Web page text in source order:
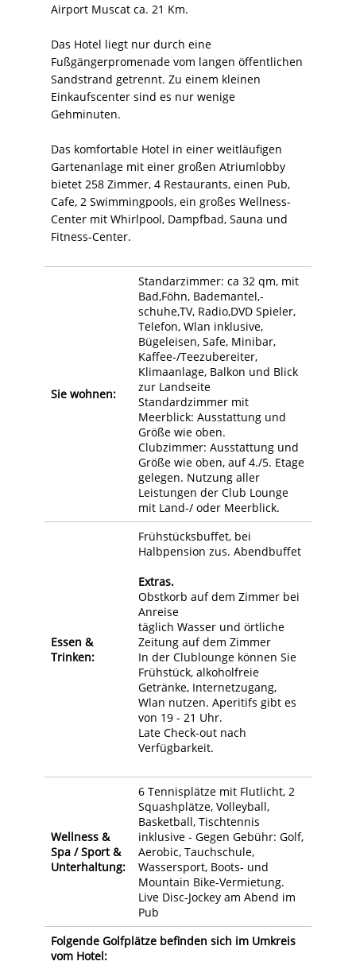
Airport Muscat ca. 21 Km.
Das Hotel liegt nur durch eine
Fußgängerpromenade vom langen öffentlichen
Sandstrand getrennt. Zu einem kleinen
Einkaufscenter sind es nur wenige
Gehminuten.
Das komfortable Hotel in einer weitläufigen
Gartenanlage mit einer großen Atriumlobby
bietet 258 Zimmer, 4 Restaurants, einen Pub,
Cafe, 2 Swimmingpools, ein großes Wellness-
Center mit Whirlpool, Dampfbad, Sauna und
Fitness-Center.
Sie wohnen:
Standarzimmer: ca 32 qm, mit
Bad,Föhn, Bademantel,-
schuhe,TV, Radio,DVD Spieler,
Telefon, Wlan inklusive,
Bügeleisen, Safe, Minibar,
Kaffee-/Teezubereiter,
Klimaanlage, Balkon und Blick
zur Landseite
Standardzimmer mit
Meerblick: Ausstattung und
Größe wie oben.
Clubzimmer: Ausstattung und
Größe wie oben, auf 4./5. Etage
gelegen. Nutzung aller
Leistungen der Club Lounge
mit Land-/ oder Meerblick.
Essen &
Trinken:
Frühstücksbuffet, bei
Halbpension zus. Abendbuffet
Extras.
Obstkorb auf dem Zimmer bei
Anreise
täglich Wasser und örtliche
Zeitung auf dem Zimmer
In der Clublounge können Sie
Frühstück, alkoholfreie
Getränke, Internetzugang,
Wlan nutzen. Aperitifs gibt es
von 19 - 21 Uhr.
Late Check-out nach
Verfügbarkeit.
Wellness &
Spa / Sport &
Unterhaltung:
6 Tennisplätze mit Flutlicht, 2
Squashplätze, Volleyball,
Basketball, Tischtennis
inklusive - Gegen Gebühr: Golf,
Aerobic, Tauchschule,
Wassersport, Boots- und
Mountain Bike-Vermietung.
Live Disc-Jockey am Abend im
Pub
Folgende Golfplätze befinden sich im Umkreis
vom Hotel: